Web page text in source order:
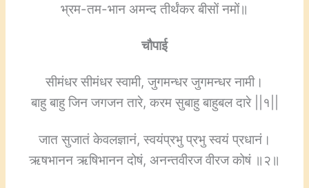
भ्रम-तम-भान अमन्द तीर्थंकर बीसों नमों॥
चौपाई
सीमंधर सीमंधर स्वामी, जुगमन्धर जुगमन्धर नामी।
बाहु बाहु जिन जगजन तारे, करम सुबाहु बाहुबल दारे ||१||
जात सुजातं केवलज्ञानं, स्वयंप्रभु प्रभु स्वयं प्रधानं।
ऋषभानन ऋषिभानन दोषं, अनन्तवीरज वीरज कोषं ॥२॥